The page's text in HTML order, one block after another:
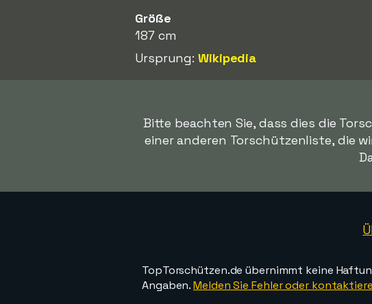
Größe
187 cm
Ursprung: Wikipedia
Bitte beachten Sie, dass dies die
einer anderen Torschützenliste, die
TopTorschützen.de übernimmt keine
Angaben.Melden Sie Fehler oder